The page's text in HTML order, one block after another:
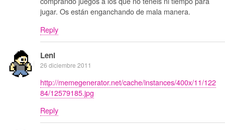
jugar. Os están enganchando de mala manera.
Reply
Leni
26 diciembre 2011
http://memegenerator.net/cache/instances/400x/11/122
84/12579185.jpg
Reply